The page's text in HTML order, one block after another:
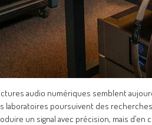
audio numériques semblent
laboratoires poursuivent des
un signal avec précision, mais